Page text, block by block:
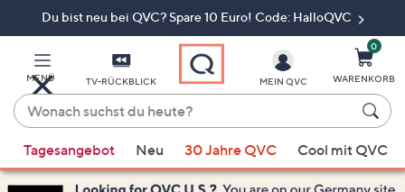
Du bist neu bei QVC? Spare 10 Euro! Code: HalloQVC
MENÜ TV-RÜCKBLICK
Wonach
suchst
du
heute?
Vorschläge
verfügbar
MEIN QVC
0
WARENKORB
Tagesangebot Neu 30 Jahre QVC Cool mit QVC